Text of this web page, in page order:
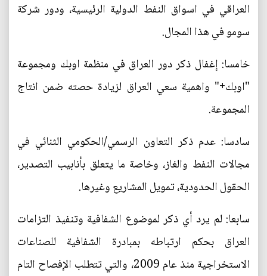
العراقي في اسواق النفط الدولية الرئيسية، ودور شركة
سومو في هذا المجال.
خامسا: إغفال ذكر دور العراق في منظمة اوبك ومجموعة
"اوبك+" واهمية سعي العراق لزيادة حصته ضمن انتاج
المجموعة.
سادسا: عدم ذكر التعاون الرسمي/الحكومي الثنائي في
مجالات النفط والغاز، وخاصة ما يتعلق بأنابيب التصدير،
الحقول الحدودية، تمويل المشاريع وغيرها.
سابعا: لم يرد أي ذكر لموضوع الشفافية وتنفيذ التزامات
العراق بحكم ارتباطه بمبادرة الشفافية للصناعات
الاستخراجية منذ عام 2009، والتي تتطلب الإفصاح التام